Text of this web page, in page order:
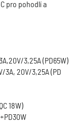
pro pohodlí a
3,25A (PD65W)
3A, 20V/3,25A (PD
18W)